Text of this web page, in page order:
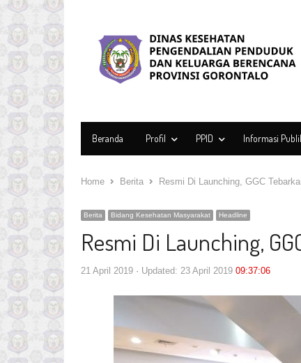
Beranda Profil PPID Informasi
Home Berita Resmi Di Launching, GGC
Berita Bidang Kesehatan Masyarakat Headline
Resmi Di Launching,
21 April 2019 Updated: 23 April 2019 09:37:06